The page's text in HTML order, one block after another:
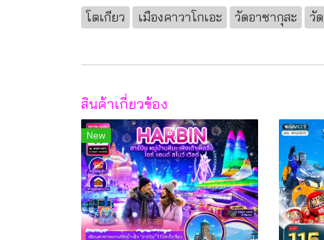
โตเกียว เมืองคาวาโกเอะ วัดอาซากุสะ วั
สินค้าเกี่ยวข้อง
New